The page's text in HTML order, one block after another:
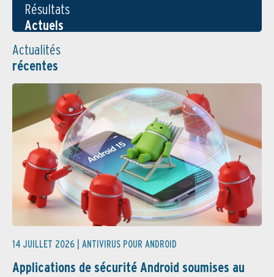
Résultats
Actuels
Actualités
récentes
14 JUILLET 2026 | ANTIVIRUS POUR ANDROID
Applications de sécurité Android soumises au